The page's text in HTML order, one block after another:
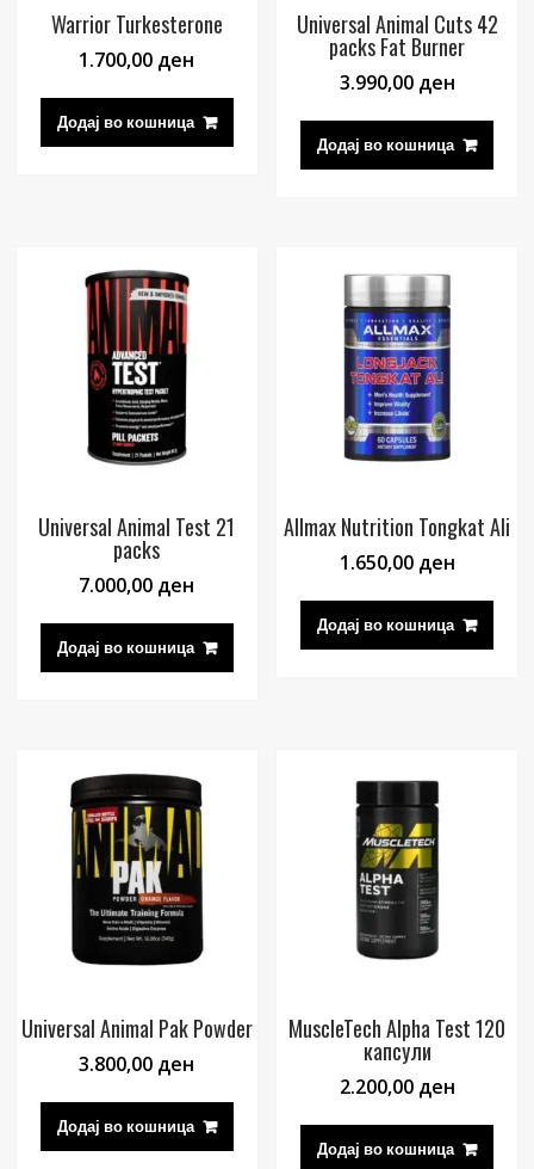
Warrior Turkesterone
1.700,00 ден
Додај во кошница
Universal Animal Cuts 42
packs Fat Burner
3.990,00 ден
Додај во кошница
Universal Animal Test 21
packs
7.000,00 ден
Додај во кошница
Allmax Nutrition Tongkat Ali
1.650,00 ден
Додај во кошница
Universal Animal Pak Powder
3.800,00 ден
Додај во кошница
MuscleTech Alpha Test 120
капсули
2.200,00 ден
Додај во кошница